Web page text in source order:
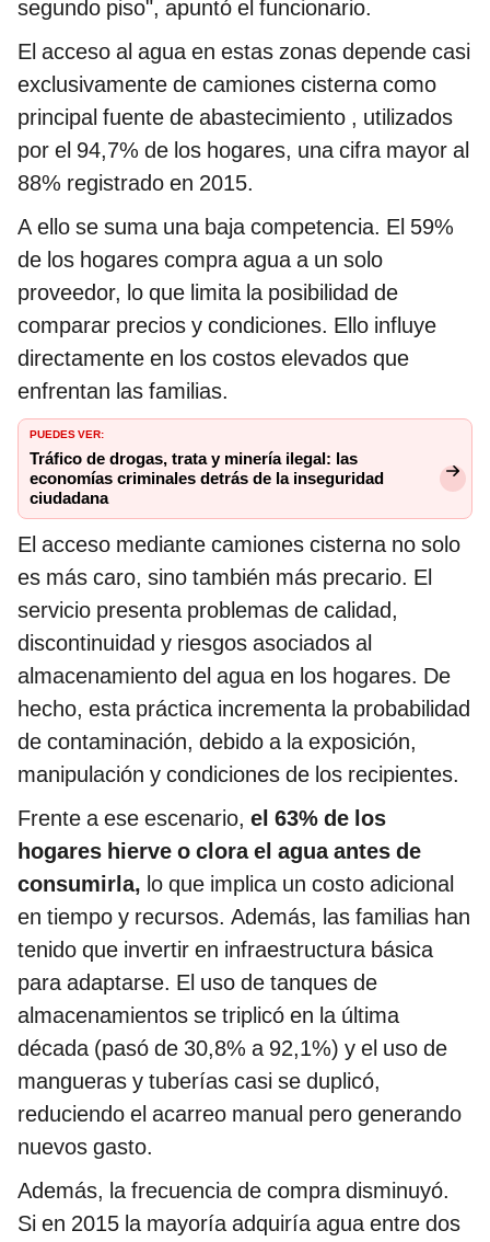
segundo piso", apuntó el funcionario.
El acceso al agua en estas zonas depende casi
exclusivamente de camiones cisterna como
principal fuente de abastecimiento , utilizados
por el 94,7% de los hogares, una cifra mayor al
88% registrado en 2015.
A ello se suma una baja competencia. El 59%
de los hogares compra agua a un solo
proveedor, lo que limita la posibilidad de
comparar precios y condiciones. Ello influye
directamente en los costos elevados que
enfrentan las familias.
PUEDES VER:
Tráfico de drogas, trata y minería ilegal: las
economías criminales detrás de la inseguridad
ciudadana
El acceso mediante camiones cisterna no solo
es más caro, sino también más precario. El
servicio presenta problemas de calidad,
discontinuidad y riesgos asociados al
almacenamiento del agua en los hogares. De
hecho, esta práctica incrementa la probabilidad
de contaminación, debido a la exposición,
manipulación y condiciones de los recipientes.
Frente a ese escenario, el 63% de los
hogares hierve o clora el agua antes de
consumirla, lo que implica un costo adicional
en tiempo y recursos. Además, las familias han
tenido que invertir en infraestructura básica
para adaptarse. El uso de tanques de
almacenamientos se triplicó en la última
década (pasó de 30,8% a 92,1%) y el uso de
mangueras y tuberías casi se duplicó,
reduciendo el acarreo manual pero generando
nuevos gasto.
Además, la frecuencia de compra disminuyó.
Si en 2015 la mayoría adquiría agua entre dos